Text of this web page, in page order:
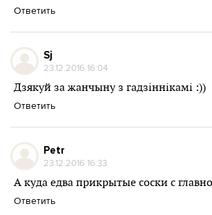
Ответить
Sj
23.12.2016 16:04
Дзякуй за жанчыну з гадзiннiкамi :))
Ответить
Petr
23.12.2016 16:33
А куда едва прикрытые соски с
Ответить